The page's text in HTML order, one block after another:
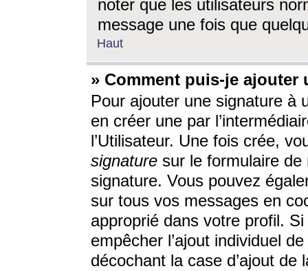
noter que les utilisateurs
message une fois que
Haut
» Comment puis-je ajouter
Pour ajouter une signature à
en créer une par
l’Utilisateur. Une fois crée,
signature sur le formulaire de
signature. Vous pouvez
sur tous vos messages en
approprié dans votre profil.
empêcher l’ajout individuel
décochant la case d’ajout